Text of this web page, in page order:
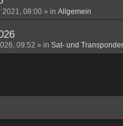
2021, 08:00 » in Allgemein
09:52 » in Sat- und